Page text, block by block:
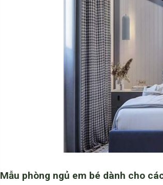
Mẫu phòng ngủ em bé dành cho